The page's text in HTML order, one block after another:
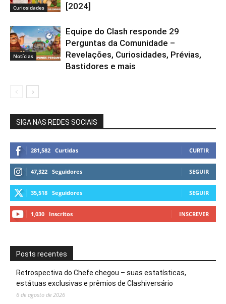
Curiosidades
[2024]
Notícias
Equipe do Clash responde 29
Perguntas da Comunidade –
Revelações, Curiosidades, Prévias,
Bastidores e mais
SIGA NAS REDES SOCIAIS
281,582 Curtidas CURTIR
47,322 Seguidores SEGUIR
35,518 Seguidores SEGUIR
1,030 Inscritos INSCREVER
Posts recentes
Retrospectiva do Chefe chegou – suas estatísticas,
estátuas exclusivas e prêmios de Clashiversário
6 de agosto de 2026